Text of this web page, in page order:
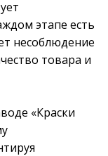
этапе есть
несоблюдение
товара и
«Краски